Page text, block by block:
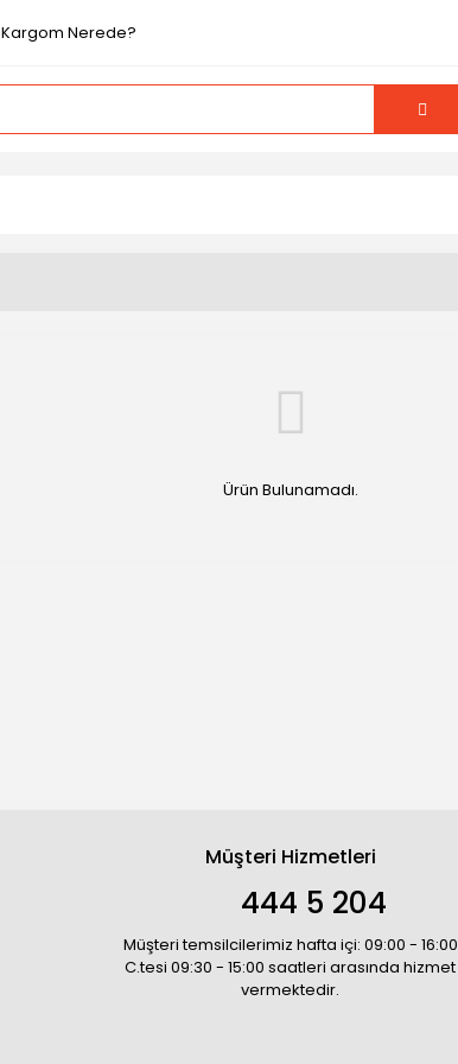
Kargom Nerede?
Ürün Bulunamadı.
Müşteri Hizmetleri
444 5 204
Müşteri temsilcilerimiz hafta içi: 09:00 - 16:00
C.tesi 09:30 - 15:00 saatleri arasında hizmet
vermektedir.